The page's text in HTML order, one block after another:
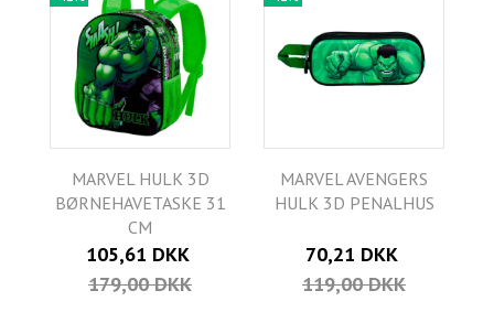
MARVEL HULK 3D
BØRNEHAVETASKE 31
CM
105,61 DKK
179,00 DKK
MARVEL AVENGERS
HULK 3D PENALHUS
70,21 DKK
119,00 DKK